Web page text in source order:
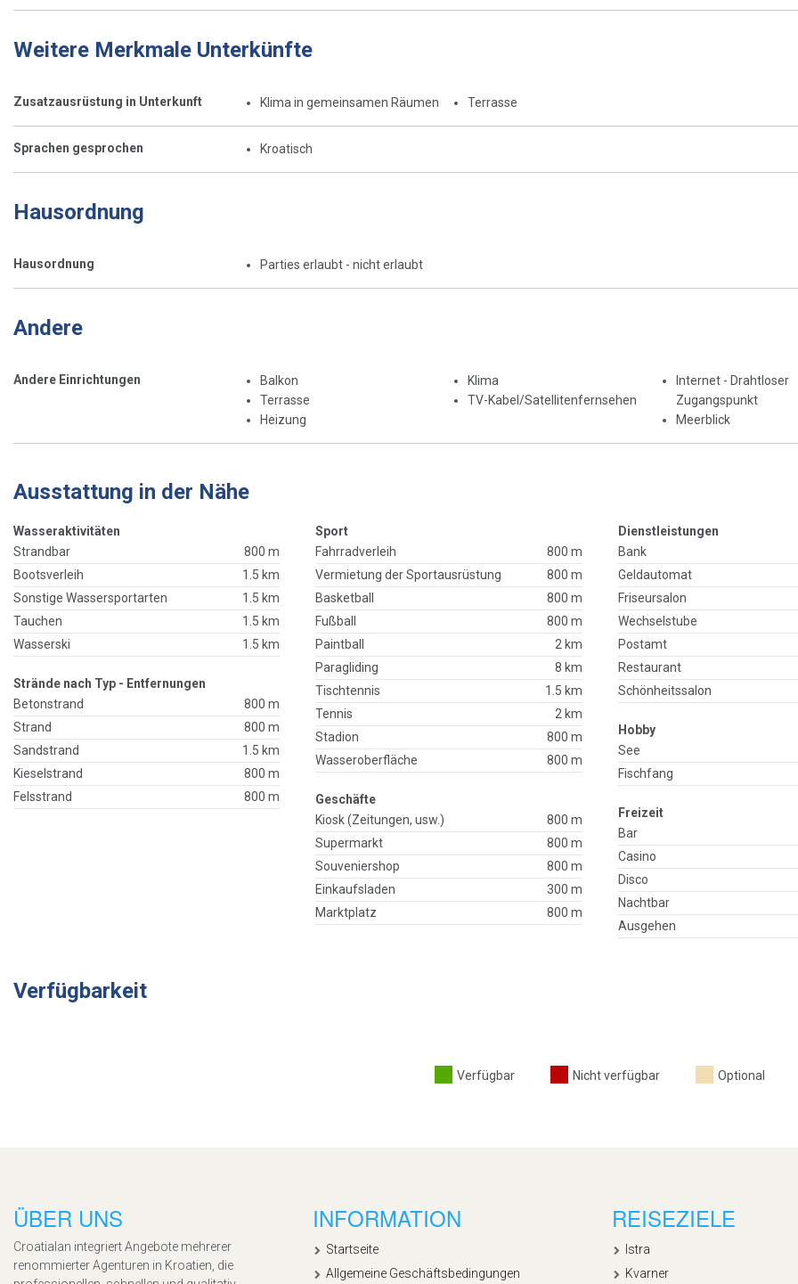
Weitere Merkmale Unterkünfte
Zusatzausrüstung in Unterkunft Klima in gemeinsamen Räumen Terrasse
Sprachen gesprochen Kroatisch
Hausordnung
Hausordnung Parties erlaubt - nicht erlaubt
Andere
Andere Einrichtungen
Balkon
Terrasse
Heizung
Klima
TV-Kabel/Satellitenfernsehen
Internet - Drahtloser
Zugangspunkt
Meerblick
Ausstattung in der Nähe
Wasseraktivitäten
Strandbar
800 m
Bootsverleih
1.5 km
Sonstige Wassersportarten
1.5 km
Tauchen
1.5 km
Wasserski
1.5 km
Strände nach Typ - Entfernungen
Betonstrand
800 m
Strand
800 m
Sandstrand
1.5 km
Kieselstrand
800 m
Felsstrand
800 m
Sport
Fahrradverleih
800 m
Vermietung der Sportausrüstung
800 m
Basketball
800 m
Fußball
800 m
Paintball
2 km
Paragliding
8 km
Tischtennis
1.5 km
Tennis
2 km
Stadion
800 m
Wasseroberfläche
800 m
Geschäfte
Kiosk (Zeitungen, usw.)
800 m
Supermarkt
800 m
Souveniershop
800 m
Einkaufsladen
300 m
Marktplatz
800 m
Dienstleistungen
Bank
Geldautomat
Friseursalon
Wechselstube
Postamt
Restaurant
Schönheitssalon
Hobby
See
Fischfang
Freizeit
Bar
Casino
Disco
Nachtbar
Ausgehen
Verfügbarkeit
Verfügbar Nicht verfügbar Optional
ÜBER UNS
Croatialan integriert Angebote mehrerer
renommierter Agenturen in Kroatien, die
INFORMATION
Startseite
Allgemeine Geschäftsbedingungen
REISEZIELE
Istra
Kvarner